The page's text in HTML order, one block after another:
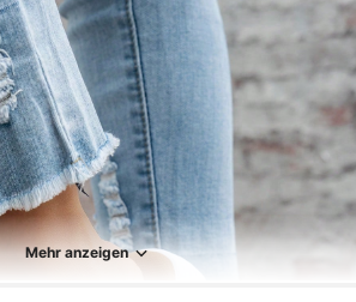
Mehr anzeigen
Follower